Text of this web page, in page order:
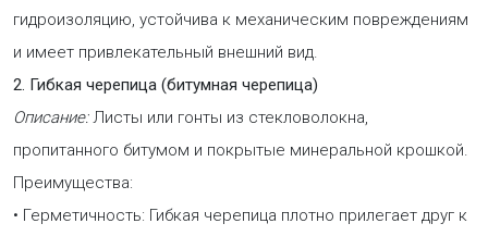
гидроизоляцию, устойчива к механическим повреждениям
и имеет привлекательный внешний вид.
2. Гибкая черепица (битумная черепица)
Описание:Листы или гонты из стекловолокна,
пропитанного битумом и покрытые минеральной крошкой.
Преимущества:
• Герметичность: Гибкая черепица плотно прилегает друг к